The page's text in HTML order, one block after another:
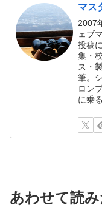
マス
2007
ェブ
投稿
集・
ス・
筆。
ロン
に乗
あわせて読